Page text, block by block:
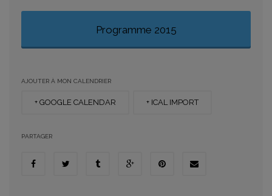
Programme 2015
AJOUTER À MON CALENDRIER
+ GOOGLE CALENDAR + ICAL IMPORT
PARTAGER